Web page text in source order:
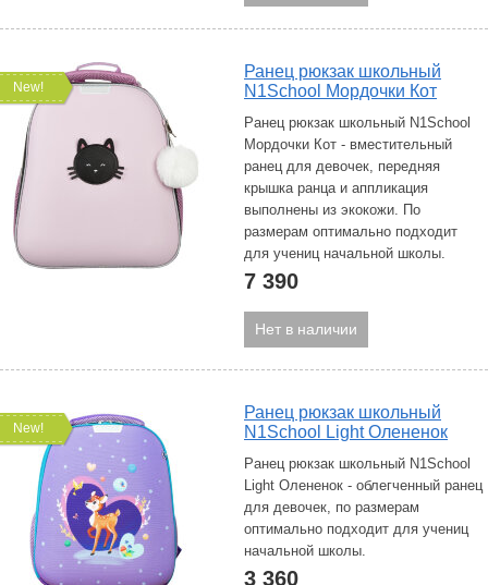
New!
Ранец рюкзак школьный
N1School Мордочки Кот
Ранец рюкзак школьный N1School
Мордочки Кот - вместительный
ранец для девочек, передняя
крышка ранца и аппликация
выполнены из экокожи. По
размерам оптимально подходит
для учениц начальной школы.
7 390
Нет в наличии
New!
Ранец рюкзак школьный
N1School Light Олененок
Ранец рюкзак школьный N1School
Light Олененок - облегченный ранец
для девочек, по размерам
оптимально подходит для учениц
начальной школы.
3 360